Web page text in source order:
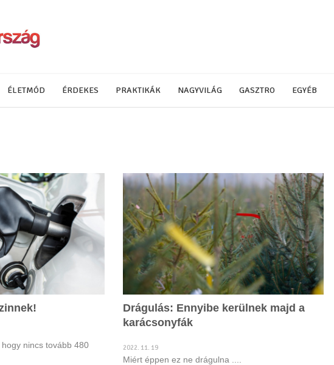
ÉLETMÓD ÉRDEKES PRAKTIKÁK NAGYVILÁG GASZTRO EGYÉB
nincs tovább 480
Drágulás: Ennyibe kerülnek majd a
karácsonyfák
2022. 11. 19
Miért éppen ez ne drágulna ....